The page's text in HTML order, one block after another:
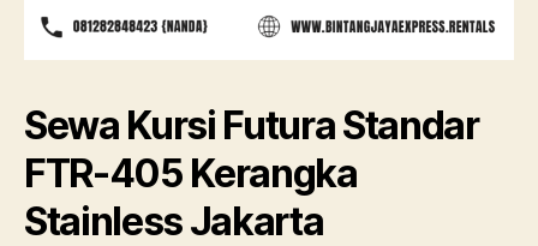
Sewa Kursi Futura Standar
FTR-405 Kerangka
Stainless Jakarta